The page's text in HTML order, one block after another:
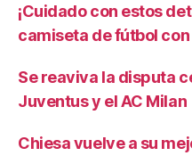
¡Cuidado con estos
camiseta de fútbol
Se reaviva la disputa
Juventus y el AC Milan
Chiesa vuelve a su